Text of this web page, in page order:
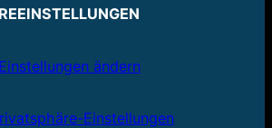
ändern
Einstellungen